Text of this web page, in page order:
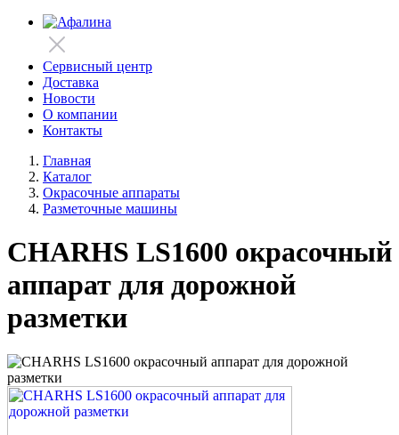
Сервисный центр
Доставка
Новости
О компании
Контакты
Главная
Каталог
Окрасочные аппараты
Разметочные машины
CHARHS LS1600 окрасочный
аппарат для дорожной
разметки